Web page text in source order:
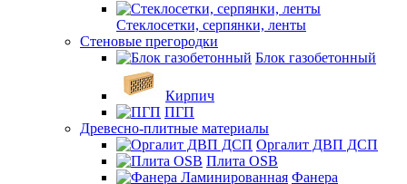
Стеклосетки, серпянки, ленты
Стеновые прегородки
Блок газобетонный
Кирпич
ПГП
Древесно-плитные материалы
Оргалит ДВП ДСП
Плита OSB
Фанера